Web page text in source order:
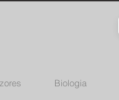
Biologia